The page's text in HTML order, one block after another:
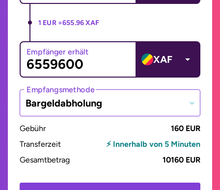
1 EUR =655.96 XAF
Empfänger erhält
XAF
Empfangsmethode
Bargeldabholung
Gebühr
160 EUR
Transferzeit
⚡ Innerhalb von 5 Minuten
Gesamtbetrag
10160 EUR